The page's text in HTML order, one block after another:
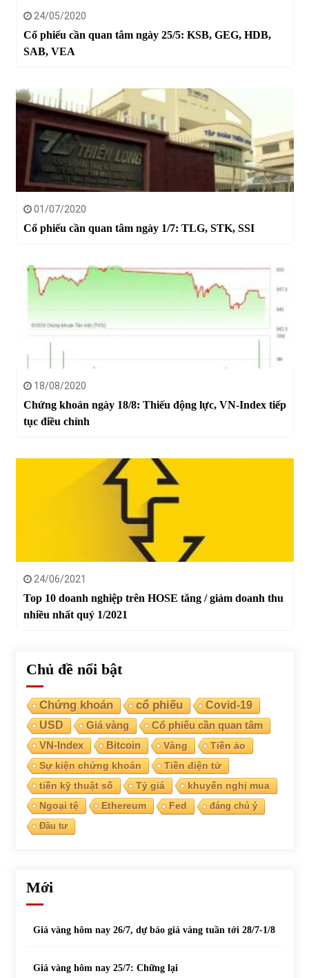
24/05/2020
Cổ phiếu cần quan tâm ngày 25/5: KSB, GEG, HDB,
SAB, VEA
01/07/2020
Cổ phiếu cần quan tâm ngày 1/7: TLG, STK, SSI
18/08/2020
Chứng khoán ngày 18/8: Thiếu động lực, VN-Index tiếp
tục điều chỉnh
24/06/2021
Top 10 doanh nghiệp trên HOSE tăng / giảm doanh thu
nhiều nhất quý 1/2021
Chủ đề nổi bật
Chứng khoán cổ phiếu
Covid-19
USD
Giá vàng Cổ phiếu cần quan tâm
VN-Index Bitcoin Vàng
Tiền ảo
Sự kiện chứng khoán
Tiền điện tử
tiền kỹ thuật số
Tỷ giá
khuyến nghị mua
Ngoại tệ
Ethereum Fed
đáng chú ý
Đầu tư
Mới
Giá vàng hôm nay 26/7, dự báo giá vàng tuần tới 28/7-1/8
Giá vàng hôm nay 25/7: Chững lại